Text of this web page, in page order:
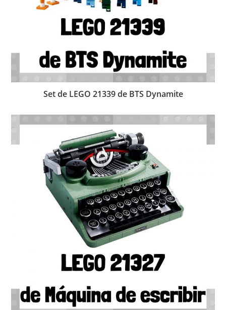
Set de LEGO 21339 de BTS Dynamite